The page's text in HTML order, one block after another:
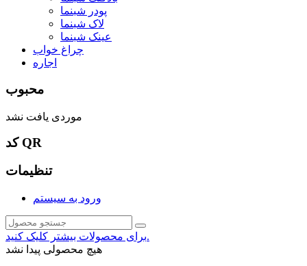
پودر شبنما
لاک شبنما
عینک شبنما
چراغ خواب
اجاره
محبوب
موردی یافت نشد
کد QR
تنظیمات
ورود به سیستم
برای محصولات بیشتر کلیک کنید.
هیچ محصولی پیدا نشد